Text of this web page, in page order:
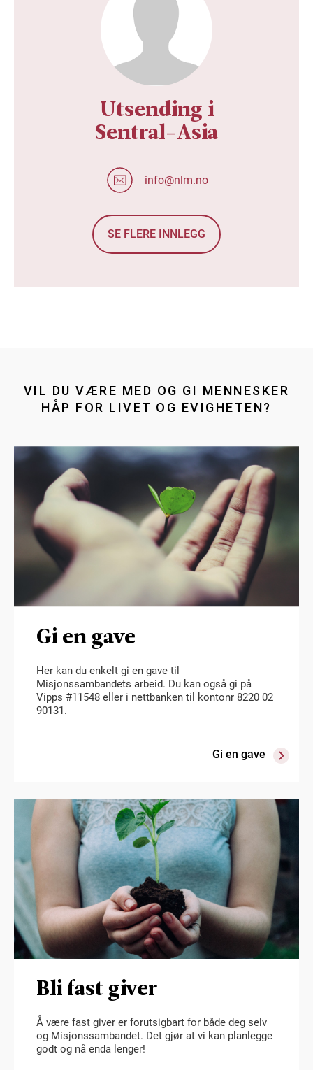
Utsending i
Sentral-Asia
info@nlm.no
SE FLERE INNLEGG
VIL DU VÆRE MED OG GI MENNESKER
HÅP FOR LIVET OG EVIGHETEN?
Gi en gave
Her kan du enkelt gi en gave til
Misjonssambandets arbeid. Du kan også gi på
Vipps #11548 eller i nettbanken til kontonr 8220 02
90131.
Gi en gave
Bli fast giver
Å være fast giver er forutsigbart for både deg selv
og Misjonssambandet. Det gjør at vi kan planlegge
godt og nå enda lenger!